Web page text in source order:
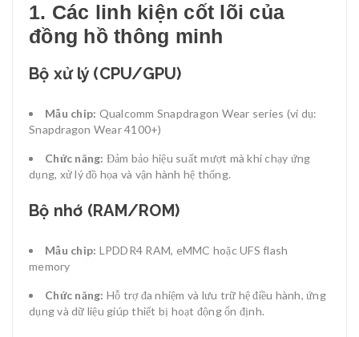
1. Các linh kiện cốt lõi của
đồng hồ thông minh
Bộ xử lý (CPU/GPU)
Mẫu chip: Qualcomm Snapdragon Wear series (ví dụ:
Snapdragon Wear 4100+)
Chức năng: Đảm bảo hiệu suất mượt mà khi chạy ứng
dụng, xử lý đồ họa và vận hành hệ thống.
Bộ nhớ (RAM/ROM)
Mẫu chip: LPDDR4 RAM, eMMC hoặc UFS flash
memory
Chức năng: Hỗ trợ đa nhiệm và lưu trữ hệ điều hành, ứng
dụng và dữ liệu giúp thiết bị hoạt động ổn định.